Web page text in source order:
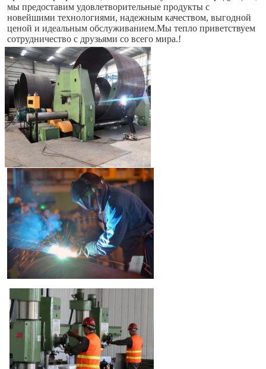
мы предоставим удовлетворительные продукты с
новейшими технологиями, надежным качеством, выгодной
ценой и идеальным обслуживанием.Мы тепло приветствуем
сотрудничество с друзьями со всего мира.!